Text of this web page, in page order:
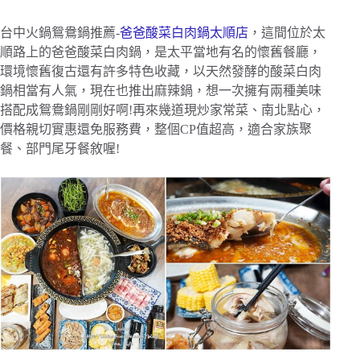
台中火鍋鴛鴦鍋推薦-爸爸酸菜白肉鍋太順店 ，這間位於太
順路上的爸爸酸菜白肉鍋，是太平當地有名的懷舊餐廳，
環境懷舊復古還有許多特色收藏，以天然發酵的酸菜白肉
鍋相當有人氣，現在也推出麻辣鍋，想一次擁有兩種美味
搭配成鴛鴦鍋剛剛好啊!再來幾道現炒家常菜、南北點心，
價格親切實惠還免服務費，整個CP值超高，適合家族聚
餐、部門尾牙餐敘喔!